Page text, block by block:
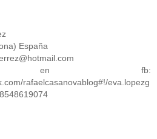
España
en fb:
rafaelcasanovablog#!/eva.lopezg